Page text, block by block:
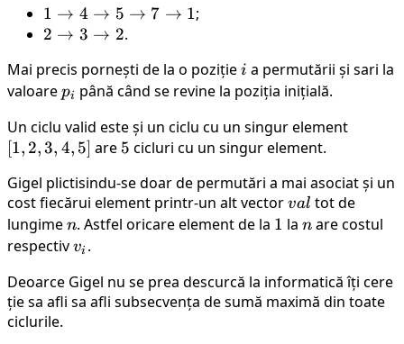
1
\rightarrow
\rightarrow
5
\rightarrow
7
\rightarrow
1
1 → 4 → 5 → 7 → 1;
2
3
\rightarrow
2
2 → 3 → 2.
Mai precis pornești de la o poziției
i a permutării și sari la
valoarep_i
pi până când se revine la poziția inițială.
Un ciclu valid este și un ciclu cu un singur element
[1, 2, 3, 4, 5] are 5
5 cicluri cu un singur element.
Gigel plictisindu-se doar de permutări a mai asociat și un
cost fiecărui element printr-un alt vectorval
val tot de
lungimen
n. Astfel oricare element de la 1
1 la n
n are costul
respectivv_i
vi .
Deoarce Gigel nu se prea descurcă la informatică îți cere
ție sa afli sa afli subsecvența de sumă maximă din toate
ciclurile.